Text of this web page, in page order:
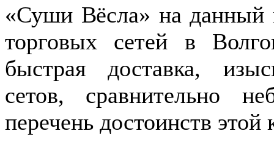
«Суши Вёсла» на данный
торговых сетей в
быстрая доставка,
сетов, сравнительно
перечень достоинств этой